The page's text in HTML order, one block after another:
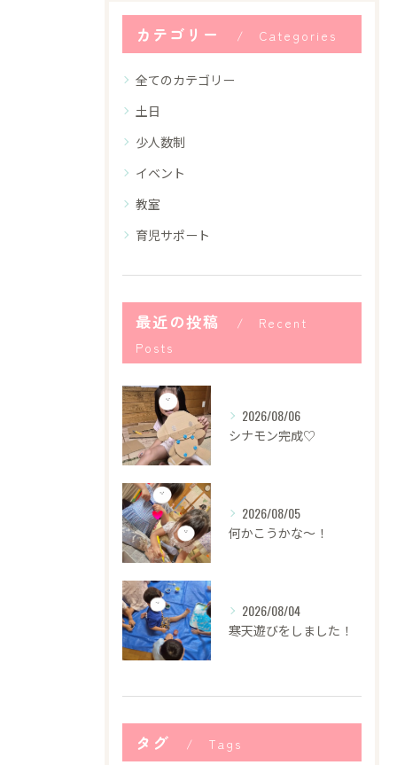
カテゴリー Categories
全てのカテゴリー
土日
少人数制
イベント
教室
育児サポート
最近の投稿
Recent
Posts
2026/08/06
シナモン完成♡
2026/08/05
何かこうかな〜！
2026/08/04
寒天遊びをしました！
タグ Tags